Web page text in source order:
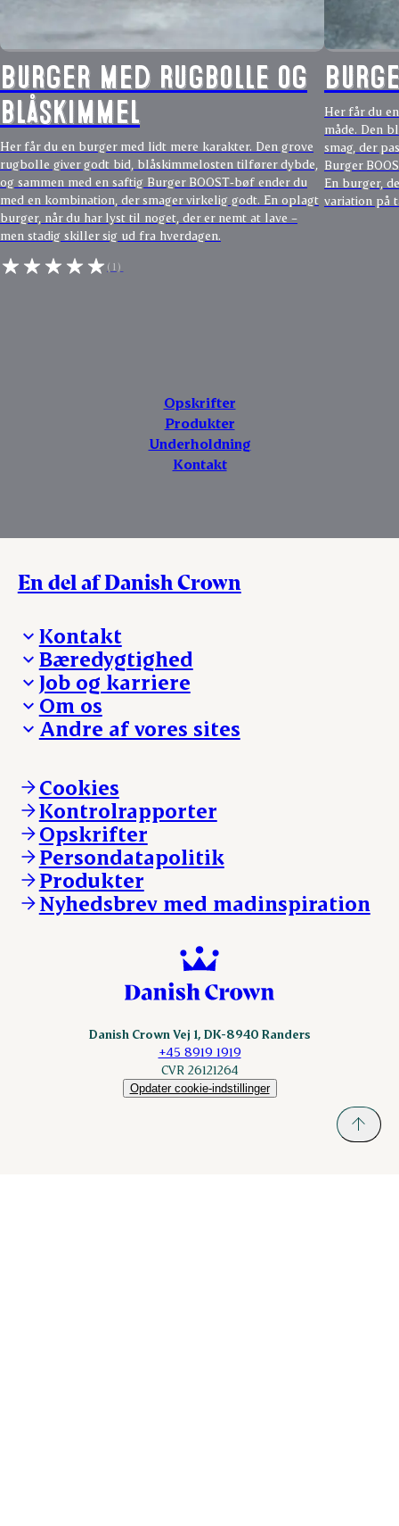
Burger med rugbolle og
blåskimmel
Her får du en burger med lidt mere karakter. Den grove
rugbolle giver godt bid, blåskimmelosten tilfører dybde,
og sammen med en saftig Burger BOOST‑bøf ender du
med en kombination, der smager virkelig godt. En oplagt
burger, når du har lyst til noget, der er nemt at lave –
men stadig skiller sig ud fra hverdagen.
(1)
Her får du
måde. Den
smag, der
Burger
En burger,
variation på
Opskrifter
Produkter
Underholdning
Kontakt
En del af Danish Crown
Kontakt
Besøg Danish Crown
Presse og nyheder
Reklamationer
Whistleblower
Øvrige henvendelser
Bæredygtighed
Fra jord til bord
Hverdagen
Ansvarlighed og nøgletal
Job og karriere
Arbejd med os
Ledige stillinger
Om os
Hvem er vi
Vores resultater
Vores lokationer
Kontakt
Andre af vores sites
Andelsejere - kreatur
Danishcrownprofessional.com
DAT-Schaub.com
ESS-FOOD.com
Fonden Dansk Gastronomi
KLS.se
nordicspoor.com
Scanhide.dk
Cookies
Kontrolrapporter
Opskrifter
Persondatapolitik
Produkter
Nyhedsbrev med madinspiration
Danish Crown Vej 1, DK-8940 Randers
+45 8919 1919
CVR 26121264
Opdater cookie-indstillinger